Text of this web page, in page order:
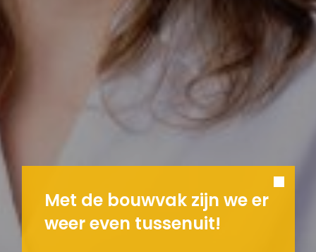
Met de bouwvak zijn we er
weer even tussenuit!